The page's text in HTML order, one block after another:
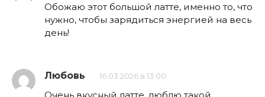
Обожаю этот большой латте, именно то, что
нужно, чтобы зарядиться энергией на весь
день!
Любовь 16.03.2026 в 13:00